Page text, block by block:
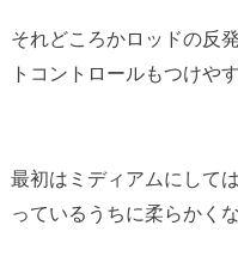
それどころかロッドの反
トコントロールもつけや
最初はミディアムにして
っているうちに柔らかく